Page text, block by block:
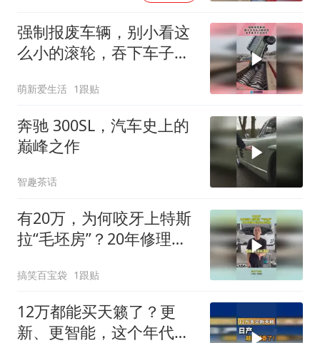
强制报废车辆，别小看这
么小的滚轮，吞下车子不
萌新爱生活 1跟贴
奔驰 300SL，汽车史上的
巅峰之作
智趣茶话
有20万，为何咬牙上特斯
拉“毛坯房”？20年修理工
搞笑百宝袋 1跟贴
12万都能买天籁了？更
新、更智能，这个年代买